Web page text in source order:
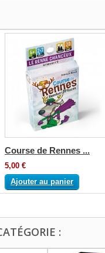
Course de Rennes ...
5,00 €
Ajouter au panier
: